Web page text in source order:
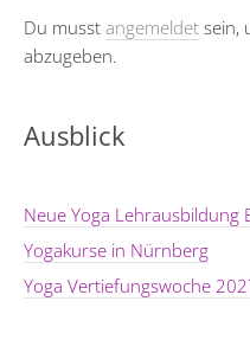
Du musst angemeldet sein,
abzugeben.
Ausblick
Neue Yoga Lehrausbildung
Yogakurse in Nürnberg
Yoga Vertiefungswoche